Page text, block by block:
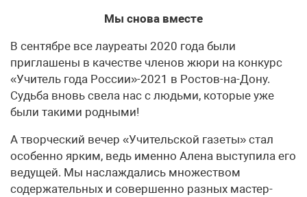
Мы снова вместе
В сентябре все лауреаты 2020 года были
приглашены в качестве членов жюри на конкурс
«Учитель года России»-2021 в Ростов-на-Дону.
Судьба вновь свела нас с людьми, которые уже
были такими родными!
А творческий вечер «Учительской газеты» стал
особенно ярким, ведь именно Алена выступила его
ведущей. Мы наслаждались множеством
содержательных и совершенно разных мастер-